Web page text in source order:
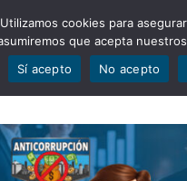
ESTADÍSTICAS
Utilizamos cookies para
que acepta
Sí acepto
No acepto